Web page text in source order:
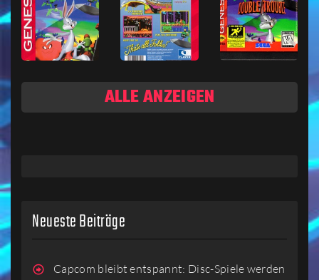
ALLE ANZEIGEN
Neueste Beiträge
Capcom bleibt entspannt: Disc-Spiele werden